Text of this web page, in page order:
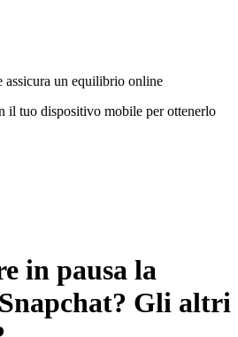
un equilibrio online
il tuo dispositivo mobile per ottenerlo
in pausa la
Gli altri